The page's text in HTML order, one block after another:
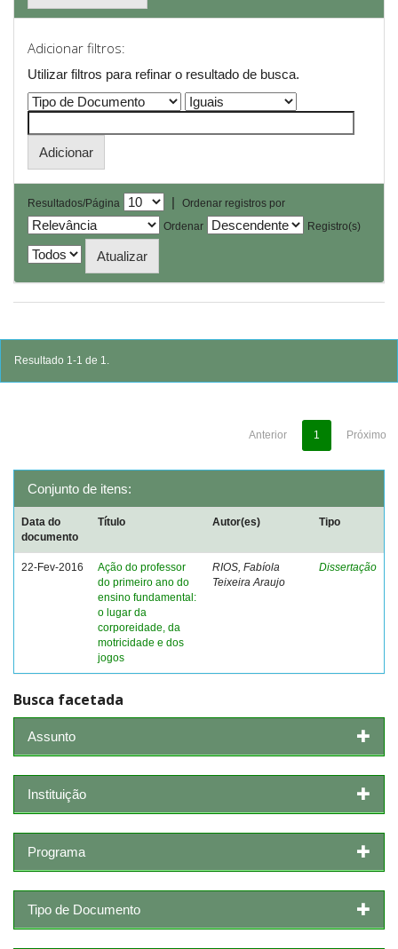
Adicionar filtros:
Utilizar filtros para refinar o resultado de busca.
Resultados/Página |
Ordenar registros por
Ordenar
Registro(s)
Resultado 1-1 de 1.
Anterior 1 Próximo
Conjunto de itens:
Data do
documento
Título Autor(es) Tipo
22-Fev-2016
Ação do professor
do primeiro ano do
ensino fundamental:
o lugar da
corporeidade, da
motricidade e dos
jogos
RIOS, Fabíola
Teixeira Araujo
Dissertação
Busca facetada
Assunto
Instituição
Programa
Tipo de Documento